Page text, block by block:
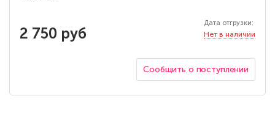
2 750 руб
Дата отгрузки:
Нет в наличии
Сообщить о поступлении